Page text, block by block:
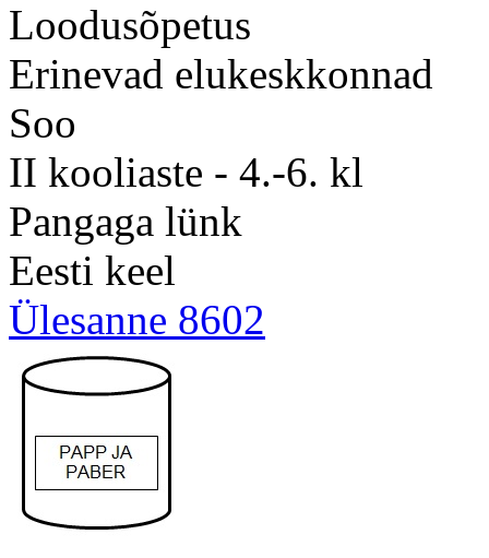
Loodusõpetus
Erinevad elukeskkonnad
Soo
II kooliaste - 4.-6. kl
Pangaga lünk
Eesti keel
Ülesanne 8602